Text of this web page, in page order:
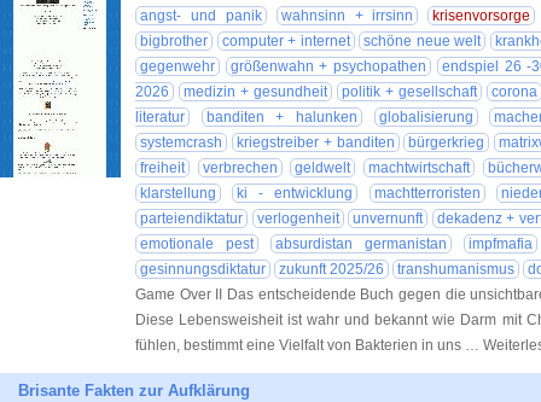
angst- und panik
wahnsinn + irrsinn
krisenvorsorge
bigbrother
computer + internet schöne neue welt
gegenwehr
größenwahn + psychopathen
endspiel 26 -
2026
medizin + gesundheit politik + gesellschaft
corona
literatur
banditen + halunken globalisierung
systemcrash
kriegstreiber + banditen bürgerkrieg
freiheit
verbrechen geldwelt machtwirtschaft
klarstellung
ki - entwicklung machtterroristen
parteiendiktatur
verlogenheit unvernunft
dekadenz +
emotionale pest
absurdistan germanistan
impfmafia
gesinnungsdiktatur
zukunft 2025/26 transhumanismus
Game Over II Das entscheidende Buch gegen die
Diese Lebensweisheit ist wahr und bekannt wie Darm mit
fühlen, bestimmt eine Vielfalt von Bakterien in uns …
Brisante Fakten zur Aufklärung